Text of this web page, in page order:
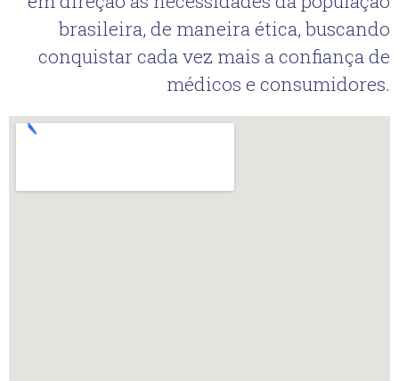
brasileira, de maneira ética, buscando
conquistar cada vez mais a confiança de
médicos e consumidores.